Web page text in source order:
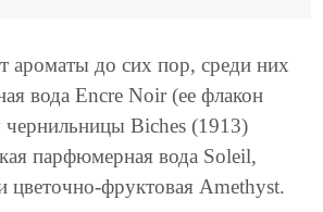
ароматы до сих пор, среди них
вода Encre Noir (ее флакон
чернильницы Biches (1913)
парфюмерная вода Soleil,
цветочно-фруктовая Amethyst.